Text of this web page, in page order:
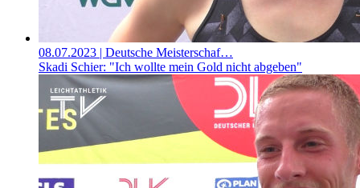
08.07.2023 | Deutsche Meisterschaf…
Skadi Schier: "Ich wollte mein Gold nicht abgeben"